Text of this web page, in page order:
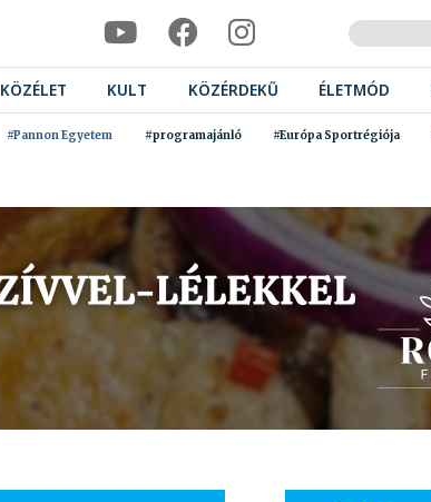
KÖZÉLET KULT KÖZÉRDEKŰ ÉLETMÓD
#Pannon Egyetem #programajánló #Európa Sportrégiója